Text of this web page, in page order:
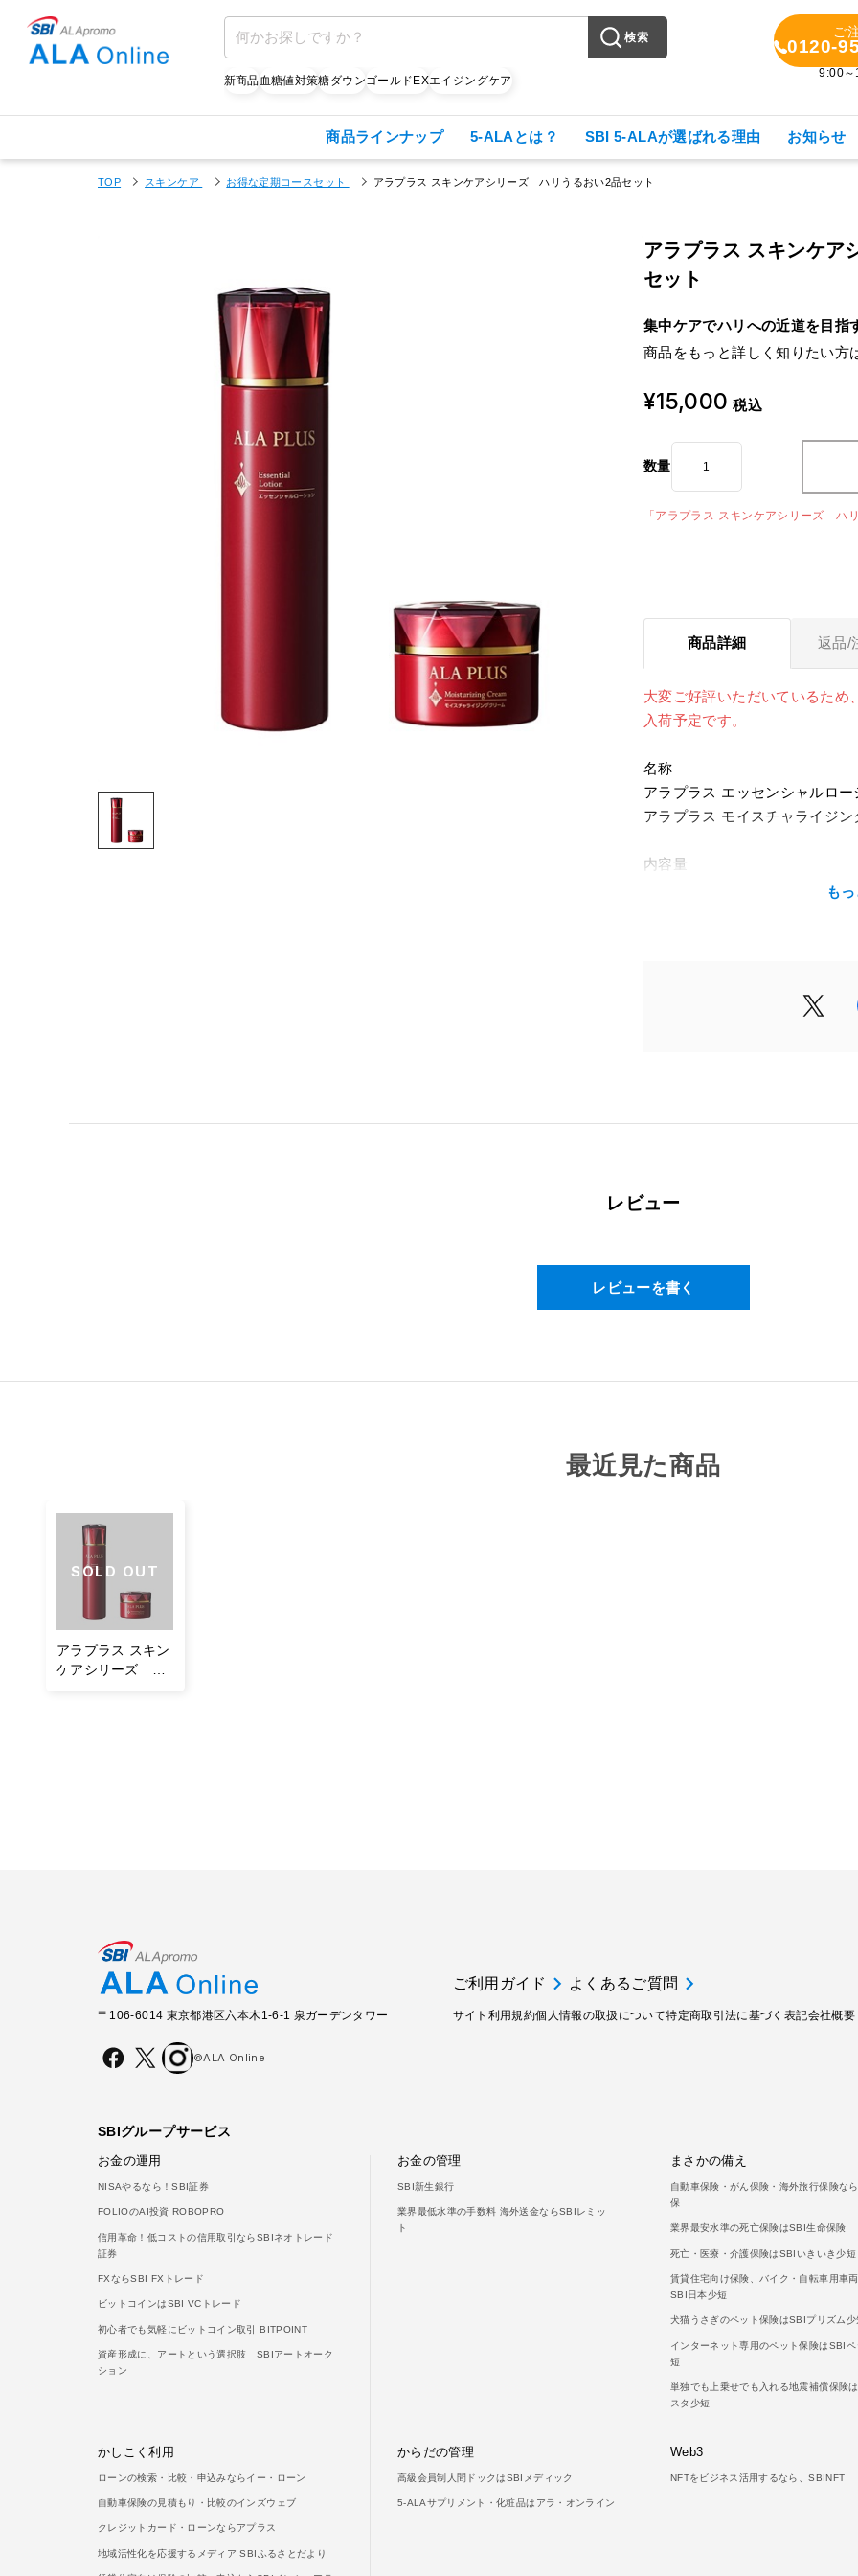
検索
新商品血糖値対策糖ダウンゴールドEXエイジングケア
ご
0120-
9:00～
商品ラインナップ 5-ALAとは？ SBI 5-ALAが選ばれる理由 お知らせ
TOP スキンケア お得な定期コースセット アラプラス スキンケアシリーズ ハリうるおい2品セット
アラプラス スキンケ
セット
集中ケアでハリへの近道を目指
商品をもっと詳しく知りたい方
¥15,000 税込
数量
「アラプラス スキンケアシリーズ ハ
商品詳細 返品/
大変ご好評いただいているため
入荷予定です。
名称
アラプラス エッセンシャルロー
アラプラス モイスチャライジン
内容量
アラプラス エッセンシャルロ
＜保湿クリーム＞
も
レビュー
レビューを書く
最近見た商品
SOLD OUT
アラプラス スキン
ケアシリーズ ハ
〒106-6014 東京都港区六本木1-6-1 泉ガーデンタワー
ご利用ガイド よくあるご質問
サイト利用規約個人情報の取扱について特定商取引法に基づく表記会社概要
©ALA Online
SBIグループサービス
お金の運用
NISAやるなら！SBI証券
FOLIOのAI投資 ROBOPRO
信用革命！低コストの信用取引ならSBIネオトレード
証券
FXならSBI FXトレード
ビットコインはSBI VCトレード
初心者でも気軽にビットコイン取引 BITPOINT
資産形成に、アートという選択肢 SBIアートオーク
ション
お金の管理
SBI新生銀行
業界最低水準の手数料 海外送金ならSBIレミッ
ト
まさかの備え
自動車保険・がん保険・海外旅行保険な
保
業界最安水準の死亡保険はSBI生命保険
死亡・医療・介護保険はSBIいきいき少短
賃貸住宅向け保険、バイク・自転車用車
SBI日本少短
犬猫うさぎのペット保険はSBIプリズム少
インターネット専用のペット保険はSBIペ
短
単独でも上乗せでも入れる地震補償保険
スタ少短
かしこく利用
ローンの検索・比較・申込みならイー・ローン
自動車保険の見積もり・比較のインズウェブ
クレジットカード・ローンならアプラス
地域活性化を応援するメディア SBIふるさとだより
からだの管理
高級会員制人間ドックはSBIメディック
5-ALAサプリメント・化粧品はアラ・オンライン
Web3
NFTをビジネス活用するなら、SBINFT